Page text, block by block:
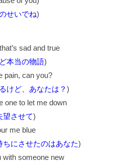
せいでね)
sad and true
本当の物語)
pain, can you?
けど、あなたは？ )
one to let me down
望させて)
me blue
にさせたのはあなた)
with someone new